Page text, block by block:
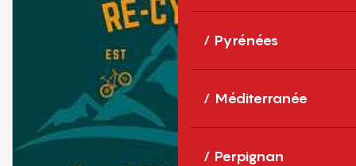
Pyrénées
Méditerranée
Perpignan